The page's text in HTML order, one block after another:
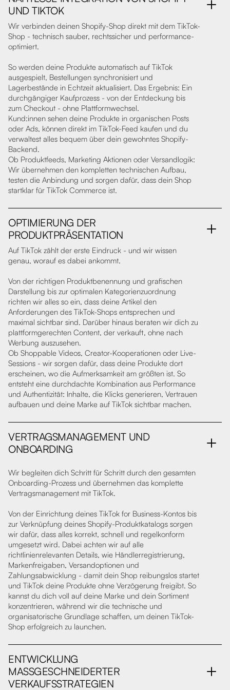
UND TIKTOK
Wir verbinden deinen Shopify-Shop direkt mit dem TikTok-
Shop - technisch sauber, rechtssicher und performance-
optimiert.
So werden deine Produkte automatisch auf TikTok
ausgespielt, Bestellungen synchronisiert und
Lagerbestände in Echtzeit aktualisiert. Das Ergebnis: Ein
durchgängiger Kaufprozess - von der Entdeckung bis
zum Checkout - ohne Plattformwechsel.
Kund:innen sehen deine Produkte in organischen Posts
oder Ads, können direkt im TikTok-Feed kaufen und du
verwaltest alles bequem über dein gewohntes Shopify-
Backend.
Ob Produktfeeds, Marketing Aktionen oder Versandlogik:
Wir übernehmen den kompletten technischen Aufbau,
testen die Anbindung und sorgen dafür, dass dein Shop
startklar für TikTok Commerce ist.
OPTIMIERUNG DER
PRODUKTPRÄSENTATION
Auf TikTok zählt der erste Eindruck - und wir wissen
genau, worauf es dabei ankommt.
Von der richtigen Produktbenennung und grafischen
Darstellung bis zur optimalen Kategorienzuordnung
richten wir alles so ein, dass deine Artikel den
Anforderungen des TikTok-Shops entsprechen und
maximal sichtbar sind. Darüber hinaus beraten wir dich zu
plattformgerechten Content, der verkauft, ohne nach
Werbung auszusehen.
Ob Shoppable Videos, Creator-Kooperationen oder Live-
Sessions - wir sorgen dafür, dass deine Produkte dort
erscheinen, wo die Aufmerksamkeit am größten ist. So
entsteht eine durchdachte Kombination aus Performance
und Authentizität: Inhalte, die Klicks generieren, Vertrauen
aufbauen und deine Marke auf TikTok sichtbar machen.
VERTRAGSMANAGEMENT UND
ONBOARDING
Wir begleiten dich Schritt für Schritt durch den gesamten
Onboarding-Prozess und übernehmen das komplette
Vertragsmanagement mit TikTok.
Von der Einrichtung deines TikTok for Business-Kontos bis
zur Verknüpfung deines Shopify-Produktkatalogs sorgen
wir dafür, dass alles korrekt, schnell und regelkonform
umgesetzt wird. Dabei achten wir auf alle
richtlinienrelevanten Details, wie Händlerregistrierung,
Markenfreigaben, Versandoptionen und
Zahlungsabwicklung - damit dein Shop reibungslos startet
und TikTok deine Produkte ohne Verzögerung freigibt. So
kannst du dich voll auf deine Marke und dein Sortiment
konzentrieren, während wir die technische und
organisatorische Grundlage schaffen, um deinen TikTok-
Shop erfolgreich zu launchen.
ENTWICKLUNG
MASSGESCHNEIDERTER V
ERKAUFSSTRATEGIEN